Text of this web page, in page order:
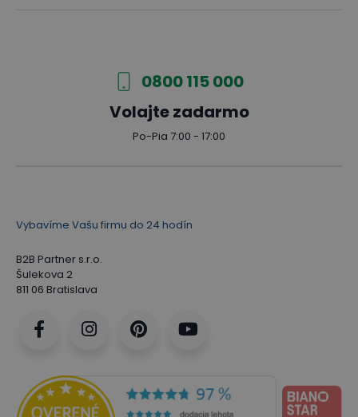
0800 115 000
Volajte zadarmo
Po-Pia 7:00 - 17:00
Vybavíme Vašu firmu do 24 hodín
B2B Partner s.r.o.
Šulekova 2
811 06 Bratislava